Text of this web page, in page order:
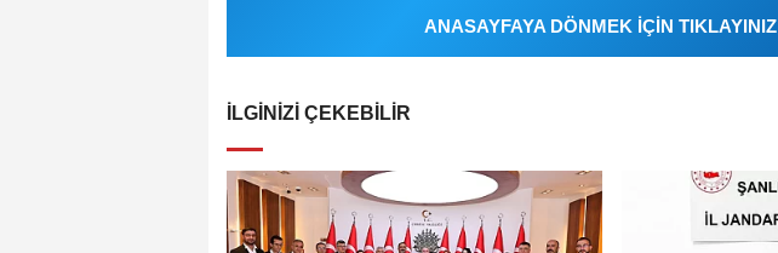
ANASAYFAYA DÖNMEK İÇİN TIKLAYINIZ
İLGINIZI ÇEKEBILIR